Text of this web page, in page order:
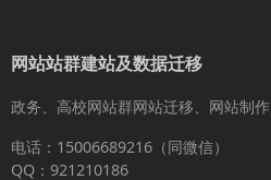
网站站群建站及数据迁移
政务、高校网站群网站迁移、网站制
电话：15006689216（同微信）
QQ：921210186